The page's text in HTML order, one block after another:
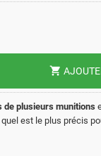
shopping_cart
de plusieurs munitions
est le plus précis